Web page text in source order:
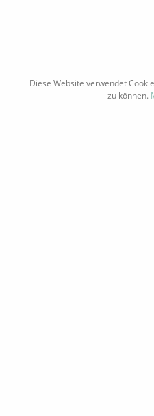
Mehrwertsteuer zzgl.
Diese Website verwendet
zu können.